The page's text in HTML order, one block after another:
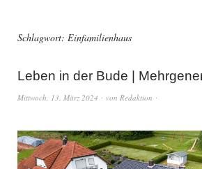
Schlagwort: Einfamilienhaus
Leben in der Bude |
Mittwoch, 13. März 2024 von Redaktion